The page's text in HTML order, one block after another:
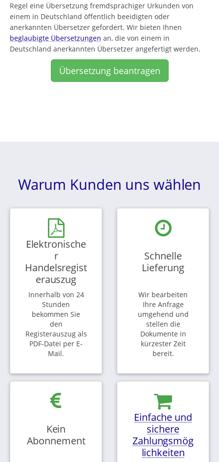
Regel eine Übersetzung fremdsprachiger Urkunden von
einem in Deutschland öffentlich beeidigten oder
anerkannten Übersetzer gefordert. Wir bieten Ihnen
beglaubigte Übersetzungen an, die von einem in
Deutschland anerkannten Übersetzer angefertigt werden.
Übersetzung beantragen
Warum Kunden uns wählen
Elektronische
r
Handelsregist
erauszug
Innerhalb von 24
Stunden
bekommen Sie
den
Registerauszug als
PDF-Datei per E-
Mail.
Schnelle
Lieferung
Wir bearbeiten
Ihre Anfrage
umgehend und
stellen die
Dokumente in
kürzester Zeit
bereit.
Kein
Abonnement
Einfache und
sichere
Zahlungsmög
lichkeiten